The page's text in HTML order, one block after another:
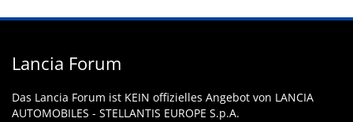
Lancia Forum
Das Lancia Forum ist KEIN offizielles Angebot von LANCIA
AUTOMOBILES - STELLANTIS EUROPE S.p.A.